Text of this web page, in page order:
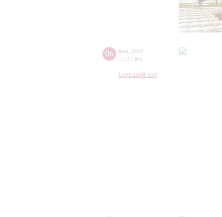
06 мая 2014
19:00 Вт
Большой зал